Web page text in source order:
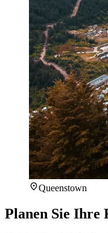
Queenstown
Planen Sie Ihre